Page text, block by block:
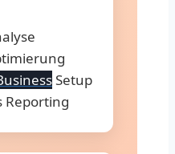
Setup
Reporting